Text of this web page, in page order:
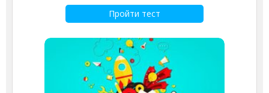
Пройти тест